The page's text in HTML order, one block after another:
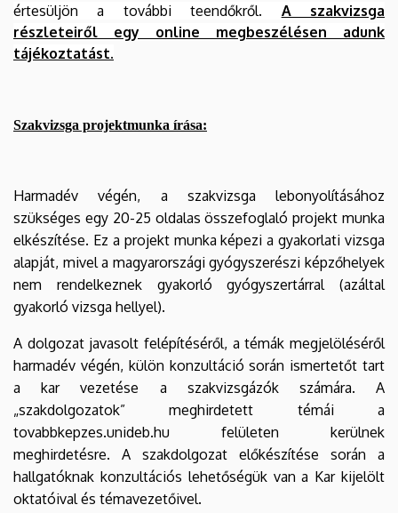
értesüljön a további teendőkről. A szakvizsga
részleteiről egy online megbeszélésen adunk
tájékoztatást.
Szakvizsga projektmunka írása:
Harmadév végén, a szakvizsga lebonyolításához
szükséges egy 20-25 oldalas összefoglaló projekt munka
elkészítése. Ez a projekt munka képezi a gyakorlati vizsga
alapját, mivel a magyarországi gyógyszerészi képzőhelyek
nem rendelkeznek gyakorló gyógyszertárral (azáltal
gyakorló vizsga hellyel).
A dolgozat javasolt felépítéséről, a témák megjelöléséről
harmadév végén, külön konzultáció során ismertetőt tart
a kar vezetése a szakvizsgázók számára. A
„szakdolgozatok” meghirdetett témái a
tovabbkepzes.unideb.hu felületen kerülnek
meghirdetésre. A szakdolgozat előkészítése során a
hallgatóknak konzultációs lehetőségük van a Kar kijelölt
oktatóival és témavezetőivel.